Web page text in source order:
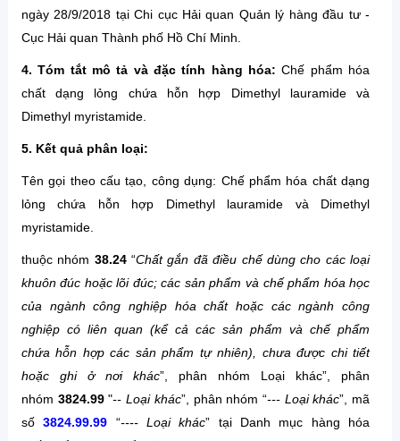
ngày 28/9/2018 tại Chi cục Hải quan Quản lý hàng đầu tư -
Cục Hải quan Thành phố Hồ Chí Minh.
4.Tóm tắt mô tả và đặc tính hàng hóa: Chế phẩm hóa
chất dạng lỏng chứa hỗn hợp Dimethyl lauramide và
Dimethyl myristamide.
5. Kết quả phân loại:
Tên gọi theo cấu tạo, công dụng: Chế phẩm hóa chất dạng
lỏng chứa hỗn hợp Dimethyl lauramide và Dimethyl
myristamide.
thuộc nhóm 38.24“Chất gắn đã điều chế dùng cho các loại
khuôn đúc hoặc lõi đúc; các sản phẩm và chế phẩm hóa học
của ngành công nghiệp hóa chất hoặc các ngành công
nghiệp có liên quan (kể cả các sản phẩm và chế phẩm
chứa hỗn hợp các sản phẩm tự nhiên), chưa được chi tiết
hoặc ghi ở nơi khác”, phân nhóm Loại khác”, phân
nhóm 3824.99"--Loại khác”, phân nhóm “--- Loại khác”, mã
số3824.99.99 “---- Loại khác” tại Danh mục hàng hóa